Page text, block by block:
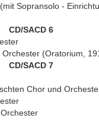
Sopransolo -
CD/SACD 6
(Oratorium,
CD/SACD 7
Chor und